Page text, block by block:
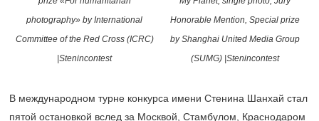
photography» by International
Committee of the Red Cross (ICRC)
|Stenincontest
Honorable Mention, Special prize
by Shanghai United Media Group
(SUMG) |Stenincontest
В международном турне конкурса имени Стенина Шанхай стал
пятой остановкой вслед за Москвой, Стамбулом, Краснодаром